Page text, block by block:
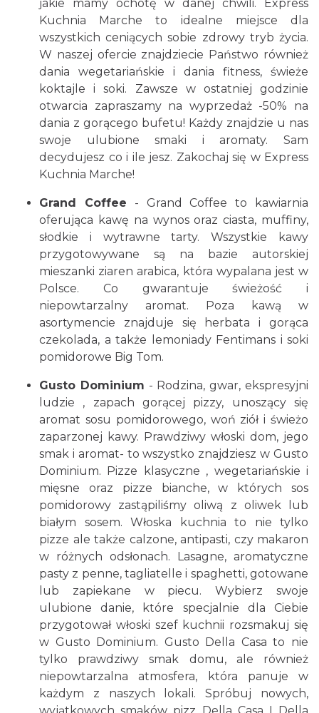
jakie mamy ochotę w danej chwili. Express
Kuchnia Marche to idealne miejsce dla
wszystkich ceniących sobie zdrowy tryb życia.
W naszej ofercie znajdziecie Państwo również
dania wegetariańskie i dania fitness, świeże
koktajle i soki. Zawsze w ostatniej godzinie
otwarcia zapraszamy na wyprzedaż -50% na
dania z gorącego bufetu! Każdy znajdzie u nas
swoje ulubione smaki i aromaty. Sam
decydujesz co i ile jesz. Zakochaj się w Express
Kuchnia Marche!
Grand Coffee - Grand Coffee to kawiarnia
oferująca kawę na wynos oraz ciasta, muffiny,
słodkie i wytrawne tarty. Wszystkie kawy
przygotowywane są na bazie autorskiej
mieszanki ziaren arabica, która wypalana jest w
Polsce. Co gwarantuje świeżość i
niepowtarzalny aromat. Poza kawą w
asortymencie znajduje się herbata i gorąca
czekolada, a także lemoniady Fentimans i soki
pomidorowe Big Tom.
Gusto Dominium - Rodzina, gwar, ekspresyjni
ludzie , zapach gorącej pizzy, unoszący się
aromat sosu pomidorowego, woń ziół i świeżo
zaparzonej kawy. Prawdziwy włoski dom, jego
smak i aromat- to wszystko znajdziesz w Gusto
Dominium. Pizze klasyczne , wegetariańskie i
mięsne oraz pizze bianche, w których sos
pomidorowy zastąpiliśmy oliwą z oliwek lub
białym sosem. Włoska kuchnia to nie tylko
pizze ale także calzone, antipasti, czy makaron
w różnych odsłonach. Lasagne, aromatyczne
pasty z penne, tagliatelle i spaghetti, gotowane
lub zapiekane w piecu. Wybierz swoje
ulubione danie, które specjalnie dla Ciebie
przygotował włoski szef kuchnii rozsmakuj się
w Gusto Dominium. Gusto Della Casa to nie
tylko prawdziwy smak domu, ale również
niepowtarzalna atmosfera, która panuje w
każdym z naszych lokali. Spróbuj nowych,